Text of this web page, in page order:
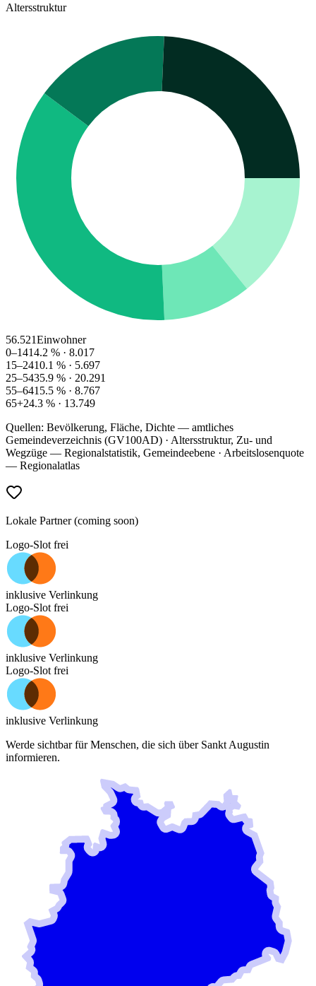
Altersstruktur
56.521Einwohner
0–1414.2 % · 8.017
15–2410.1 % · 5.697
25–5435.9 % · 20.291
55–6415.5 % · 8.767
65+24.3 % · 13.749
Quellen: Bevölkerung, Fläche, Dichte — amtliches
Gemeindeverzeichnis (GV100AD) · Altersstruktur, Zu- und
Wegzüge — Regionalstatistik, Gemeindeebene · Arbeitslosenquote
— Regionalatlas
Lokale Partner (coming soon)
Logo-Slot frei
inklusive Verlinkung
Logo-Slot frei
inklusive Verlinkung
Logo-Slot frei
inklusive Verlinkung
Werde sichtbar für Menschen, die sich über Sankt Augustin
informieren.